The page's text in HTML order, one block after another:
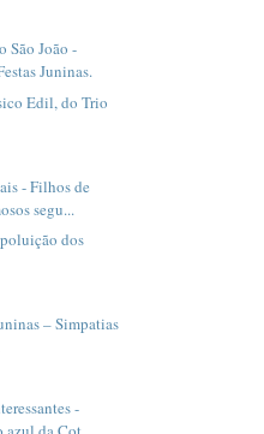
São João -
Juninas.
Edil, do Trio
- Filhos de
segu...
dos
– Simpatias
-